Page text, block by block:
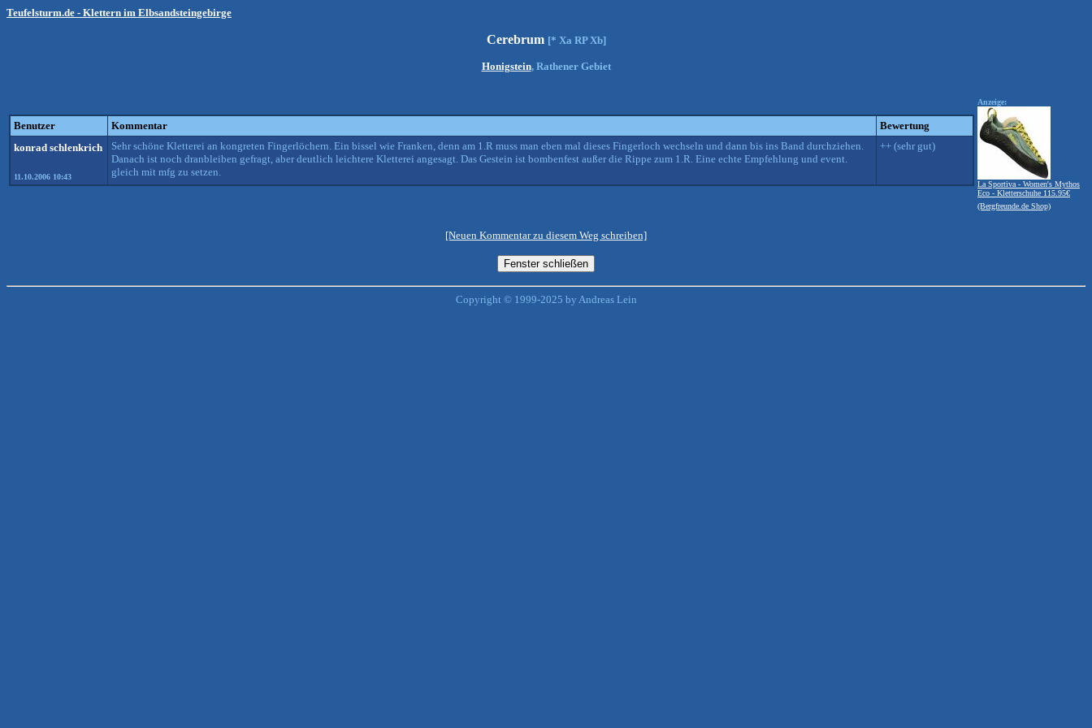
Teufelsturm.de - Klettern im Elbsandsteingebirge
Cerebrum [* Xa RP Xb]
Honigstein, Rathener Gebiet
Benutzer Kommentar
Bewertung
konrad schlenkrich
11.10.2006 10:43
Sehr schöne Kletterei an kongreten Fingerlöchern. Ein bissel wie Franken, denn am 1.R muss man eben mal dieses Fingerloch wechseln und dann bis ins Band durchziehen.
Danach ist noch dranbleiben gefragt, aber deutlich leichtere Kletterei angesagt. Das Gestein ist bombenfest außer die Rippe zum 1.R. Eine echte Empfehlung und event.
gleich mit mfg zu setzen.
++ (sehr gut)
Anzeige:
La Sportiva - Women's Mythos
Eco - Kletterschuhe 115.95€
(Bergfreunde.de Shop)
[Neuen Kommentar zu diesem Weg schreiben]
Copyright © 1999-2025 by Andreas Lein